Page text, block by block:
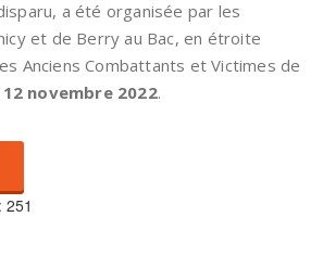
a été organisée par les
et de Berry au Bac, en étroite
Anciens Combattants et Victimes de
novembre 2022.
251